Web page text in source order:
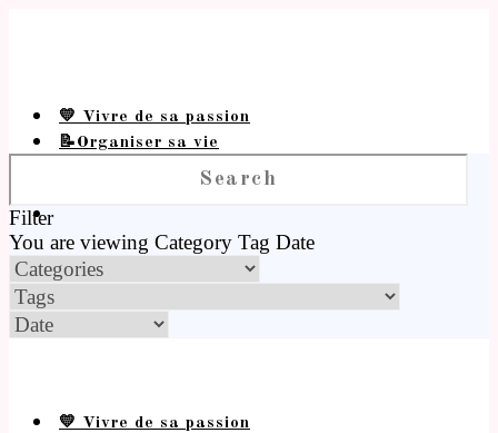
💛 Vivre de sa passion
📝Organiser sa vie
Filter
You are viewing Category Tag Date
💛 Vivre de sa passion